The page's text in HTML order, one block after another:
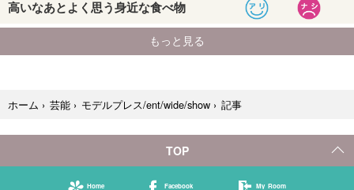
ホーム › 芸能 › モデルプレス/ent/wide/show › 記事
TOP
Home Facebook My Room